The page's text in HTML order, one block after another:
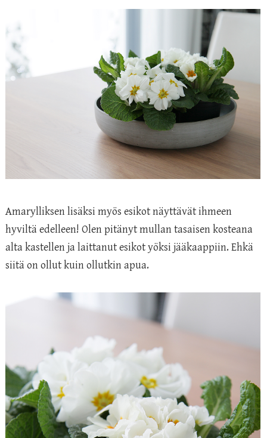
Amarylliksen lisäksi myös esikot näyttävät ihmeen
hyviltä edelleen! Olen pitänyt mullan tasaisen kosteana
alta kastellen ja laittanut esikot yöksi jääkaappiin. Ehkä
siitä on ollut kuin ollutkin apua.